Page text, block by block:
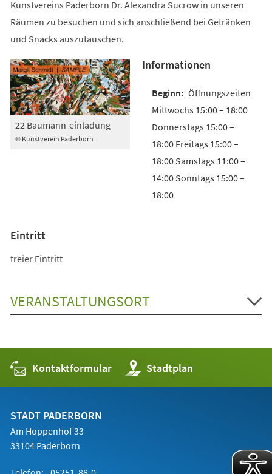
Kunstvereins Paderborn Dr. Alexandra Sucrow in unseren
Räumen zu besuchen und sich anschließend bei Getränken
und Snacks auszutauschen.
© Kunstverein Paderborn
22 Baumann-einladung
Informationen
Öffnungszeiten
Mittwochs 15:00 – 18:00
Donnerstags 15:00 –
18:00 Freitags 15:00 –
18:00 Samstags 11:00 –
14:00 Sonntags 15:00 –
18:00
Eintritt
freier Eintritt
VERANSTALTUNGSORT
Kontaktformular Stadtplan
(Öffnet
in
einem
STADT PADERBORN
Am Hoppenhof 33
33104 Paderborn